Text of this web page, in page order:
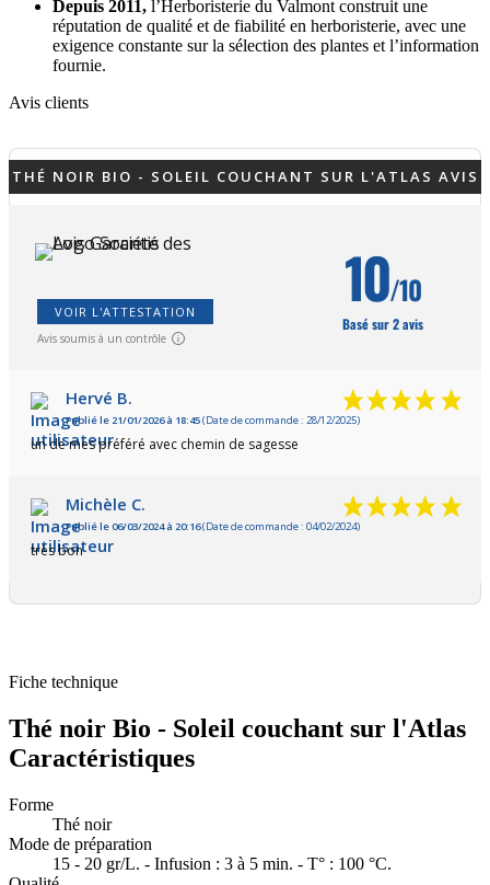
Depuis 2011, l’Herboristerie du Valmont construit une
réputation de qualité et de fiabilité en herboristerie, avec une
exigence constante sur la sélection des plantes et l’information
fournie.
Avis clients
THÉ NOIR BIO - SOLEIL COUCHANT SUR L'ATLAS AVIS
VOIR L'ATTESTATION
Avis soumis à un contrôle
10/10
Basé sur 2 avis
Hervé B.
Publié le 21/01/2026 à 18:45(Date de commande : 28/12/2025)
un de mes préféré avec chemin de sagesse
Michèle C.
Publié le 06/03/2024 à 20:16(Date de commande : 04/02/2024)
très bon
Fiche technique
Thé noir Bio - Soleil couchant sur l'Atlas
Caractéristiques
Forme
Thé noir
Mode de préparation
15 - 20 gr/L. - Infusion : 3 à 5 min. - T° : 100 °C.